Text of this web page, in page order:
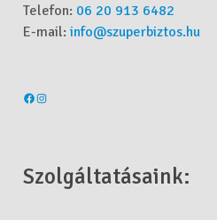
Telefon: 06 20 913 6482
E-mail:info@szuperbiztos.hu
Szolgáltatásaink: